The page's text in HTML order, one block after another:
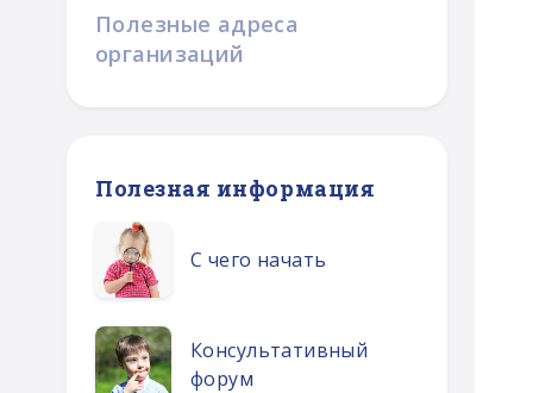
Полезные адреса
организаций
Полезная информация
С чего начать
Консультативный
форум